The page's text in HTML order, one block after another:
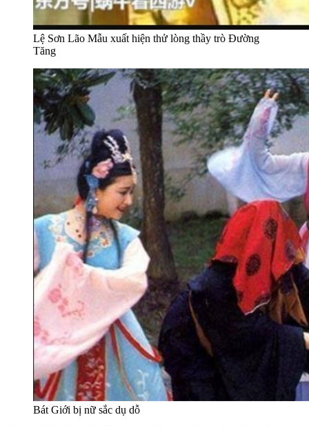
Lệ Sơn Lão Mẫu xuất hiện thử lòng thầy trò Đường
Tăng
Bát Giới bị nữ sắc dụ dỗ